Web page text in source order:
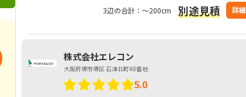
3辺の合計：～200cm 別途見積 詳
株式会社エレコン
大阪府堺市堺区 石津北町48番地
5.0